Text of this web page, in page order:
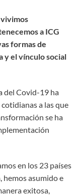
a ICG
formas de
y el vínculo social
del Covid-19 ha
a las que
se ha
en los 23 países
asumido e
exitosa,